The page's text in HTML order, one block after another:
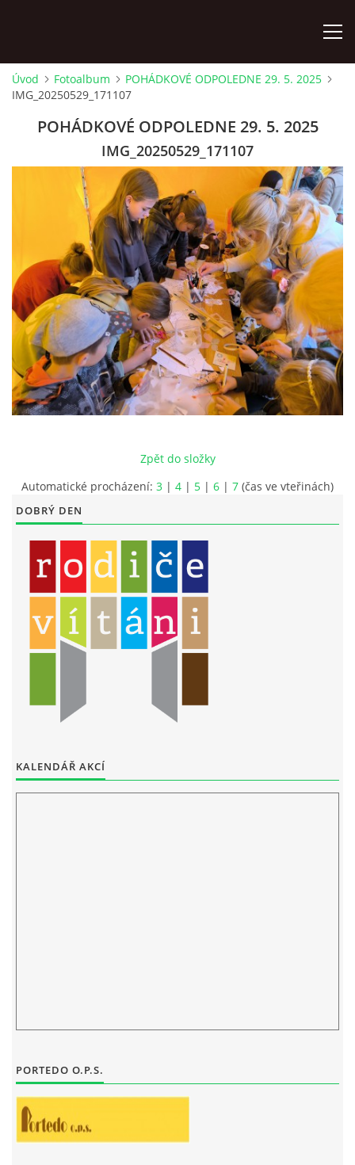
ÚVOD
ZAMĚSTNANCI
HUDEBNÍ OBOR
SOUBORY
VÝTVARNÝ OBOR
LITERÁRNĚ DRAMATICKÝ OBOR
PRAVIDLA PRO VEŘEJNÉ AKCE ZUŠ STAŇKOV
PŘIJÍMACÍ TALENTOVÉ ZKOUŠKY
ÚŘEDNÍ DESKA
ELEKTRONICKÁ PODATELNA
PROHLÁŠENÍ O OCHRANĚ OSOBNÍCH ÚDAJŮ
ZUŠ STAŇKOV
34561
Úvod Fotoalbum
POHÁDKOVÉ ODPOLEDNE 29. 5. 2025
IMG_20250529_171107
POHÁDKOVÉ ODPOLEDNE 29. 5. 2025
IMG_20250529_171107
Zpět do složky
Automatické procházení: 3 | 4 | 5 | 6 | 7 (čas ve vteřinách)
DOBRÝ DEN
KALENDÁŘ AKCÍ
PORTEDO O.P.S.